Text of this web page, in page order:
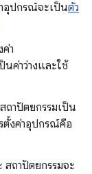
อุปกรณ์จะเป็นตัว
า
นค่าว่างและใช้
ถาปัตยกรรมเป็น
ตั้งค่าอุปกรณ์คือ
สถาปัตยกรรมจะ